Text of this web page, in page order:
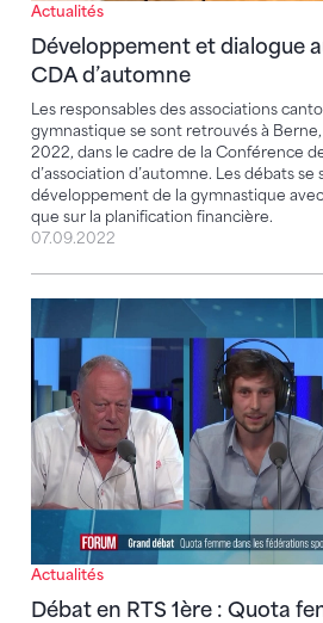
Actualités
Développement et dialogue
CDA d’automne
Les responsables des associations
gymnastique se sont retrouvés à
2022, dans le cadre de la Conférence
d’association d’automne. Les débats
développement de la gymnastique avec
que sur la planification financière.
07.09.2022
Actualités
Débat en RTS 1ère : Quota
Débat en RTS 1ère : Quota